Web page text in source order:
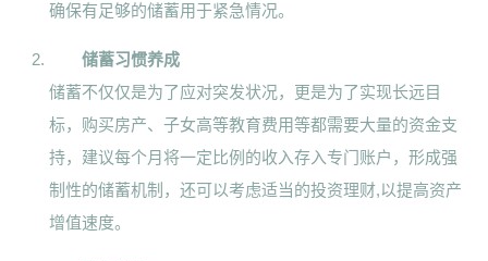
确保有足够的储蓄用于紧急情况。
储蓄习惯养成
储蓄不仅仅是为了应对突发状况，更是为了实现长远目
标，购买房产、子女高等教育费用等都需要大量的资金支
持，建议每个月将一定比例的收入存入专门账户，形成强
制性的储蓄机制，还可以考虑适当的投资理财,以提高资产
增值速度。